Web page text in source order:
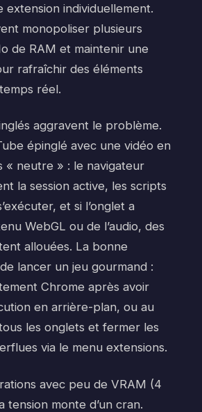
extension individuellement.
monopoliser plusieurs
de RAM et maintenir une
rafraîchir des éléments
réel.
aggravent le problème.
épinglé avec une vidéo en
« neutre » : le navigateur
la session active, les scripts
et si l’onglet a
WebGL ou de l’audio, des
allouées. La bonne
lancer un jeu gourmand :
Chrome après avoir
en arrière-plan, ou au
les onglets et fermer les
via le menu extensions.
avec peu de VRAM (4
tension monte d’un cran.